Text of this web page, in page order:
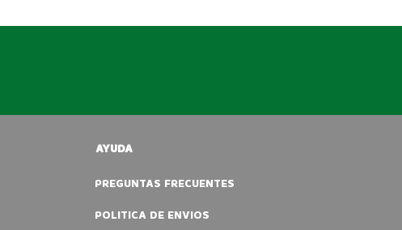
AYUDA
PREGUNTAS FRECUENTES
POLITICA DE ENVIOS